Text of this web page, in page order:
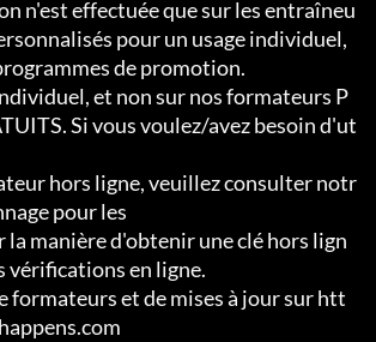
n'est effectuée que sur les entraîneu
pour un usage individuel,
de promotion.
et non sur nos formateurs P
Si vous voulez/avez besoin d'ut
hors ligne, veuillez consulter notr
pour les
manière d'obtenir une clé hors lign
vérifications en ligne.
formateurs et de mises à jour sur htt